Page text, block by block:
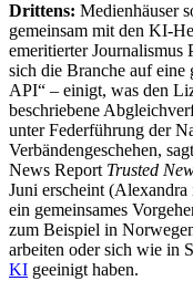
Drittens: Medienhäuser
gemeinsam mit den KI-
emeritierter Journalismus
sich die Branche auf eine
API“ – einigt, was den
beschriebene
unter Federführung der
Verbändengeschehen,
News Report Trusted
Juni erscheint
ein gemeinsames
zum Beispiel in
arbeiten oder sich wie in
KI geeinigt haben.